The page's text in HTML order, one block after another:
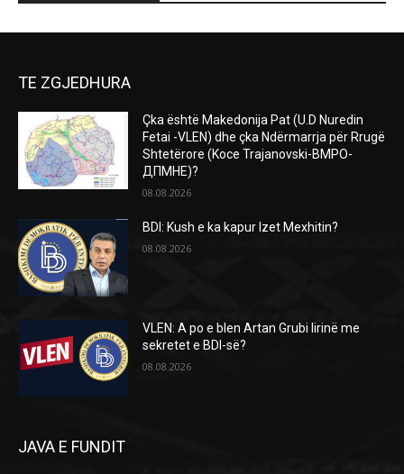
TE ZGJEDHURA
Çka është Makedonija Pat (U.D Nuredin
Fetai -VLEN) dhe çka Ndërmarrja për Rrugë
Shtetërore (Koce Trajanovski-ВМРО-
ДПМНЕ)?
08.08.2026
BDI: Kush e ka kapur Izet Mexhitin?
08.08.2026
VLEN: A po e blen Artan Grubi lirinë me
sekretet e BDI-së?
08.08.2026
JAVA E FUNDIT